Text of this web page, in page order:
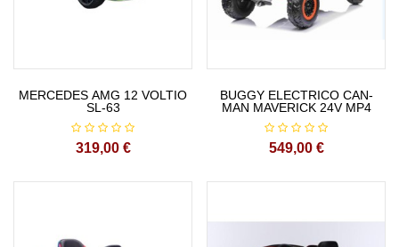
MERCEDES AMG 12 VOLTIO
SL-63
319,00 €
BUGGY ELECTRICO CAN-
MAN MAVERICK 24V MP4
549,00 €